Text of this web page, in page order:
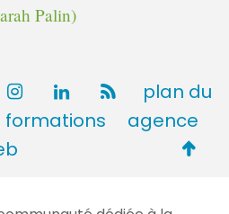
Palin)
plan du
formations
agence